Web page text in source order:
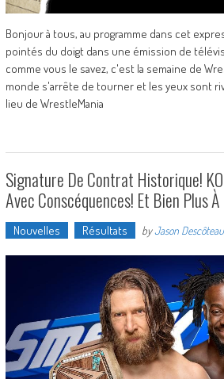
Bonjour à tous, au programme dans cet
pointés du doigt dans une émission de
comme vous le savez, c'est la semaine de
monde s'arrête de tourner et les yeux sont
lieu de WrestleMania
Signature De Contrat Historique!
Avec Conscéquences! Et Bien Plus
Nouvelles Résultats byJason